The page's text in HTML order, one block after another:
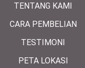
TENTANG KAMI
CARA PEMBELIAN
TESTIMONI
PETA LOKASI